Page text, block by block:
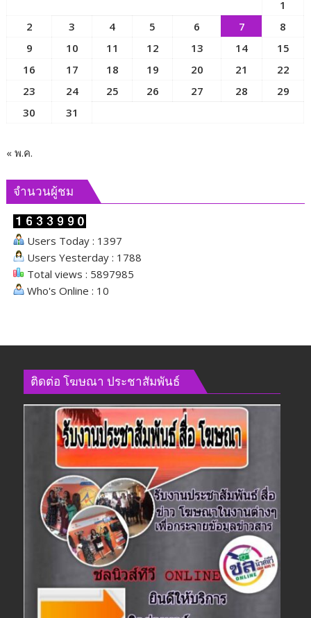
ต่าง
หน้า
1
2
3 4 5 6 7
8
9
10 11 12 13 14
15
16
17 18 19 20 21
22
23
24 25 26 27 28
29
30
31
« พ.ค.
จำนวนผู้ชม
Users Today : 1397
Users Yesterday : 1788
Total views : 5897985
Who's Online : 10
ติดต่อ​ โฆษณา​ ประชาสัมพันธ์